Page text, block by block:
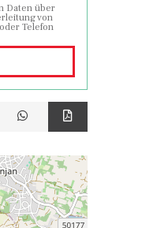
Daten über
von
Telefon